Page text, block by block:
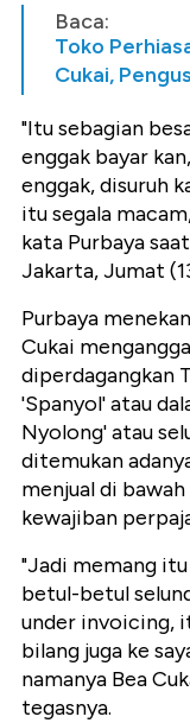
Baca:
Toko
Cukai,
"Itu sebagian
enggak bayar
enggak, disuruh
itu segala
kata Purbaya
Jakarta, Jumat
Purbaya
Cukai
diperdagangkan
'Spanyol' atau
Nyolong' atau
ditemukan
menjual di
kewajiban
"Jadi memang
betul-betul
under invoicing,
bilang juga ke
namanya Bea
tegasnya.